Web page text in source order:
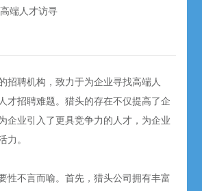
端人才访寻
招聘机构，致力于为企业寻找高端人
才招聘难题。猎头的存在不仅提高了企
企业引入了更具竞争力的人才，为企业
力。
性不言而喻。首先，猎头公司拥有丰富